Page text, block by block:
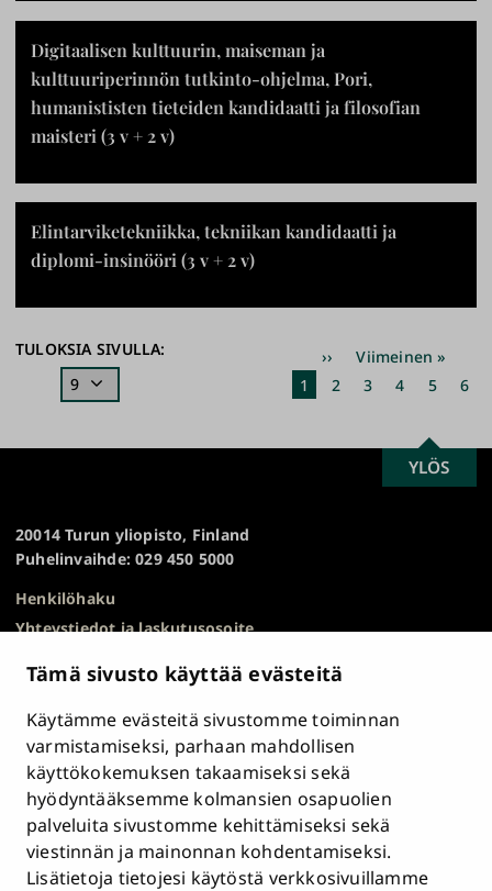
Tämä sivusto käyttää evästeitä
Käytämme evästeitä sivustomme toiminnan
varmistamiseksi, parhaan mahdollisen
käyttökokemuksen takaamiseksi sekä
hyödyntääksemme kolmansien osapuolien
palveluita sivustomme kehittämiseksi sekä
viestinnän ja mainonnan kohdentamiseksi.
Lisätietoja tietojesi käytöstä verkkosivuillamme
Digitaalisen kulttuurin, maiseman ja
kulttuuriperinnön tutkinto-ohjelma, Pori,
humanististen tieteiden kandidaatti ja filosofian
maisteri (3 v + 2 v)
Elintarviketekniikka, tekniikan kandidaatti ja
diplomi-insinööri (3 v + 2 v)
TULOKSIA SIVULLA:
Seuraava
sivu
››
Viimeinen
sivu
Viimeinen »
Nykyinen
1 Sivu
2 Sivu
3 Sivu
4 Sivu
5 Sivu
6
20014 Turun yliopisto, Finland
Puhelinvaihde: 029 450 5000
Henkilöhaku
Yhteystiedot ja laskutusosoite
HR Excellence in Research
Tietosuojailmoitus
Asiakirjajulkisuuskuvaus ja tietopyynnöt
Väärinkäytösepäilyt
Saavutettavuusseloste
Palaute
Intranet ja sähköiset työkalut
Evästeasetukset
SCROLL
TO
YLÖS